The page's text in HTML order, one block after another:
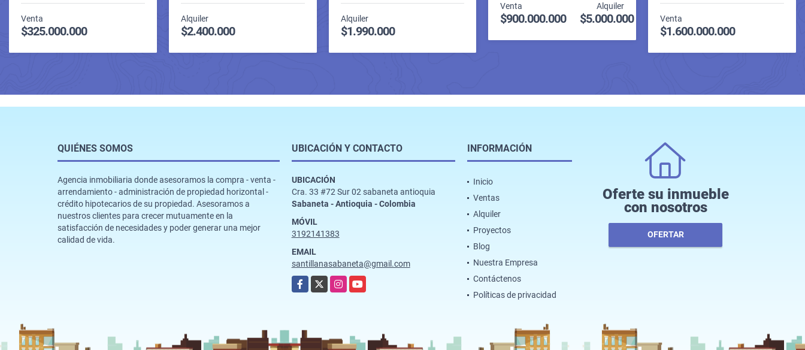
Venta
$325.000.000
Alquiler
$2.400.000
Alquiler
$1.990.000
Venta
$900.000.000
Alquiler
$5.000.000 Venta
$1.600.000.000
QUIÉNES SOMOS
Agencia inmobiliaria donde asesoramos la compra - venta -
arrendamiento - administración de propiedad horizontal -
crédito hipotecarios de su propiedad. Asesoramos a
nuestros clientes para crecer mutuamente en la
satisfacción de necesidades y poder generar una mejor
calidad de vida.
UBICACIÓN Y CONTACTO
UBICACIÓN
Cra. 33 #72 Sur 02 sabaneta antioquia
Sabaneta - Antioquia - Colombia
MÓVIL
3192141383
EMAIL
santillanasabaneta@gmail.com
Facebook
X InstagramYouTube
INFORMACIÓN
Inicio
Ventas
Alquiler
Proyectos
Blog
Nuestra Empresa
Contáctenos
Políticas de privacidad
Oferte su inmueble
con nosotros
OFERTAR